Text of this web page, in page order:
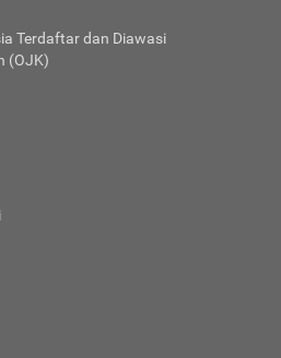
Terdaftar dan Diawasi
(OJK)